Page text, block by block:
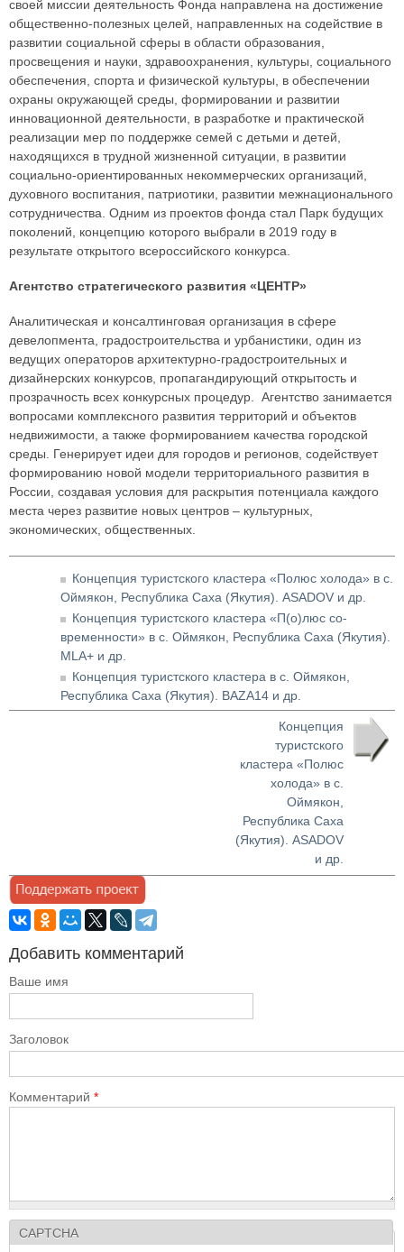
своей миссии деятельность Фонда направлена на достижение
общественно-полезных целей, направленных на содействие в
развитии социальной сферы в области образования,
просвещения и науки, здравоохранения, культуры, социального
обеспечения, спорта и физической культуры, в обеспечении
охраны окружающей среды, формировании и развитии
инновационной деятельности, в разработке и практической
реализации мер по поддержке семей с детьми и детей,
находящихся в трудной жизненной ситуации, в развитии
социально-ориентированных некоммерческих организаций,
духовного воспитания, патриотики, развитии межнационального
сотрудничества. Одним из проектов фонда стал Парк будущих
поколений, концепцию которого выбрали в 2019 году в
результате открытого всероссийского конкурса.
Агентство стратегического развития «ЦЕНТР»
Аналитическая и консалтинговая организация в сфере
девелопмента, градостроительства и урбанистики, один из
ведущих операторов архитектурно-градостроительных и
дизайнерских конкурсов, пропагандирующий открытость и
прозрачность всех конкурсных процедур. Агентство занимается
вопросами комплексного развития территорий и объектов
недвижимости, а также формированием качества городской
среды. Генерирует идеи для городов и регионов, содействует
формированию новой модели территориального развития в
России, создавая условия для раскрытия потенциала каждого
места через развитие новых центров – культурных,
экономических, общественных.
Концепция туристского кластера «Полюс холода» в с.
Оймякон, Республика Саха (Якутия). ASADOV и др.
Концепция туристского кластера «П(о)люс со-
временности» в с. Оймякон, Республика Саха (Якутия).
MLA+ и др.
Концепция туристского кластера в с. Оймякон,
Республика Саха (Якутия). BAZA14 и др.
Концепция
туристского
кластера «Полюс
холода» в с.
Оймякон,
Республика Саха
(Якутия). ASADOV
и др.
Добавить комментарий
Ваше имя
Заголовок
Комментарий *
CAPTCHA